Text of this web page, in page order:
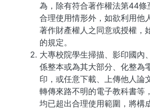
為，除有符合著作權法第44條
合理使用情形外，如欲利用他
著作財產權人之同意或授權，
的規定。
大專校院學生掃描、影印國內
係整本或為其大部分、化整為
印，或任意下載、上傳他人論
轉傳來路不明的電子教科書等
均已超出合理使用範圍，將構